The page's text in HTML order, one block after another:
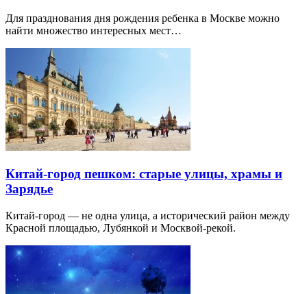
Для празднования дня рождения ребенка в Москве можно
найти множество интересных мест…
Китай-город пешком: старые улицы, храмы и
Зарядье
Китай-город — не одна улица, а исторический район между
Красной площадью, Лубянкой и Москвой-рекой.